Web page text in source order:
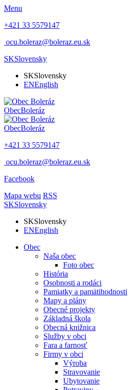
Menu
+421 33 5579147
ocu.boleraz@boleraz.eu.sk
SKSlovensky
SKSlovensky
ENEnglish
ObecBoleráz
ObecBoleráz
+421 33 5579147
ocu.boleraz@boleraz.eu.sk
Facebook
Mapa webu RSS
SKSlovensky
SKSlovensky
ENEnglish
Obec
Naša obec
Foto obec
História
Osobnosti a rodáci
Pamiatky a pamätihodnosti
Mapy a plány
Obecné projekty
Základná škola
Obecná knižnica
Služby v obci
Fara a farnosť
Firmy v obci
Výroba
Stravovanie
Ubytovanie